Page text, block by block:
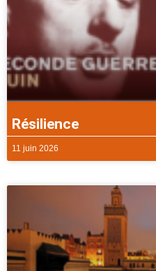
Résilience
11 juin 2026